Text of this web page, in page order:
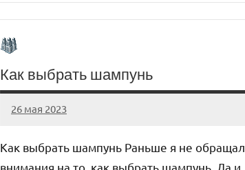
Как выбрать шампунь
26 мая 2023
organic63_ru
Нет
Как выбрать шампунь Раньше я не обращал
внимания на то, как выбрать шампунь. Да и